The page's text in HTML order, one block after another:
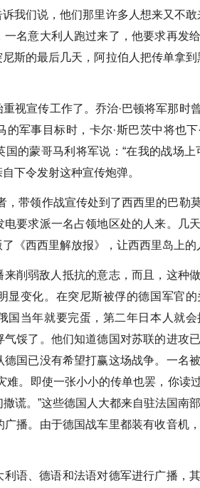
我们说，他们那里许多人想来又不敢
名意大利人跑过来了，他要求再发
斯的最后几天，阿拉伯人把传单拿到
视宣传工作了。乔治·巴顿将军那时
的军事目标时，卡尔·斯巴茨中将也
的蒙哥马利将军说：“在我的战场
下令发射这种宣传炮弹。
，带领作战宣传处到了西西里的巴勒
要求派一名占领地区处的人来。几
《西西里解放报》，让西西里岛上的
削弱敌人抵抗的意志，而且，这种
显变化。在突尼斯被俘的德国军官
国当年就要完蛋，第二年日本人就
馁了。他们知道德国对苏联的进攻
国已没有希望打赢这场战争。一名
难。即使一张小小的传单也罢，你读
谎。”这些德国人大都来自驻法国南
播。由于德国战车里都装有收音机
语、德语和法语对德军进行广播，